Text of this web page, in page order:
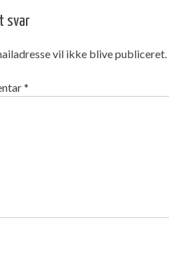
svar
vil ikke blive publiceret.
*